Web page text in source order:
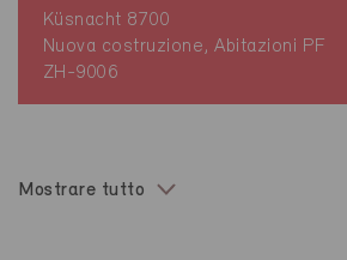
Küsnacht 8700
Nuova costruzione, Abitazioni PF
ZH-9006
Mostrare tutto